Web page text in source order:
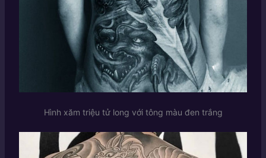
Hình xăm triệu tử long với tông màu đen trắng